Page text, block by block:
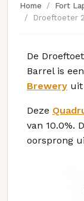
Home
Fort
Droeftoeter
De
Barrel is
Brewery uit
Deze
van 10.0%.
oorsprong